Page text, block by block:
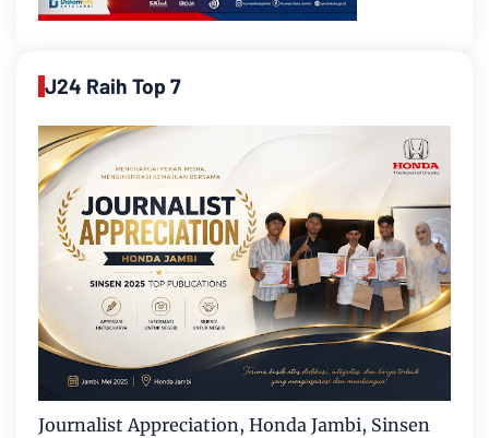
J24 Raih Top 7
Journalist Appreciation, Honda Jambi, Sinsen